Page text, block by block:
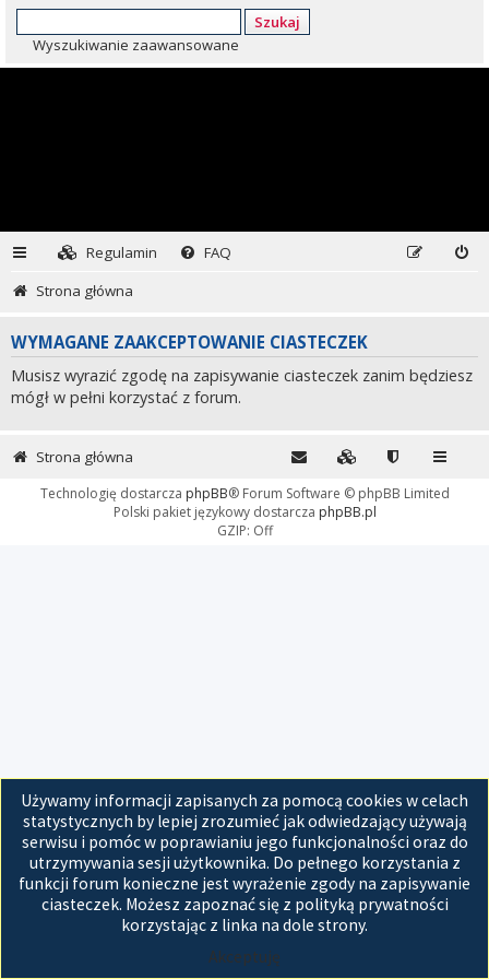
Szukaj
Wyszukiwanie zaawansowane
Regulamin
FAQ
Strona główna
WYMAGANE ZAAKCEPTOWANIE CIASTECZEK
Musisz wyrazić zgodę na zapisywanie ciasteczek zanim będziesz
mógł w pełni korzystać z forum.
Używamy informacji zapisanych za pomocą cookies w celach
statystycznych by lepiej zrozumieć jak odwiedzający używają
serwisu i pomóc w poprawianiu jego funkcjonalności oraz do
utrzymywania sesji użytkownika. Do pełnego korzystania z
funkcji forum konieczne jest wyrażenie zgody na zapisywanie
ciasteczek. Możesz zapoznać się z polityką prywatności
korzystając z linka na dole strony.
Akceptuję
Strona główna
Technologię dostarcza phpBB® Forum Software © phpBB Limited
Polski pakiet językowy dostarcza phpBB.pl
GZIP: Off